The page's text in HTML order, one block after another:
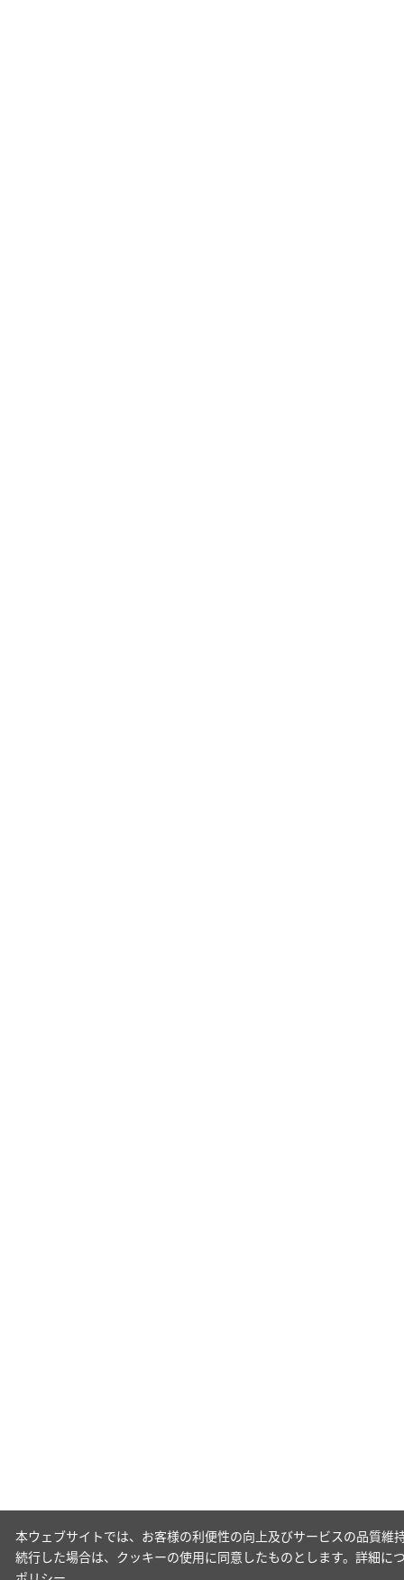
本ウェブサイトでは、お客様の利便性の向上及びサービスの品質
続行した場合は、クッキーの使用に同意したものとします。詳細